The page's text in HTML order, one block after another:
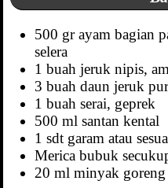
500 gr ayam bagian
selera
1 buah jeruk nipis,
3 buah daun jeruk
1 buah serai, geprek
500 ml santan kental
1 sdt garam atau
Merica bubuk
20 ml minyak goreng